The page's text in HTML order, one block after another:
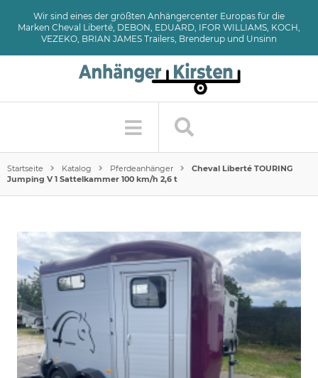
Wir sind eines der größten Anhängercenter Europas für die
Marken Cheval Liberté, DEBON, EDUARD, IFOR WILLIAMS, KOCH,
VEZEKO, BRIAN JAMES Trailers, Brenderup und Unsinn
Startseite Katalog Pferdeanhänger
Cheval Liberté TOURING
Jumping V 1 Sattelkammer 100 km/h 2,6 t